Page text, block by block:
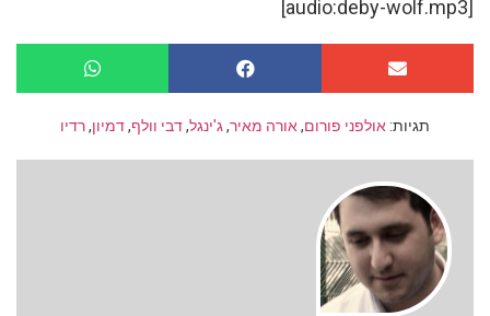
[audio:deby-wolf.mp3]
תגיות: אולפני פורום, אורה מאיר,ג'ינגל,דבי וולף,דמיון,רדיו